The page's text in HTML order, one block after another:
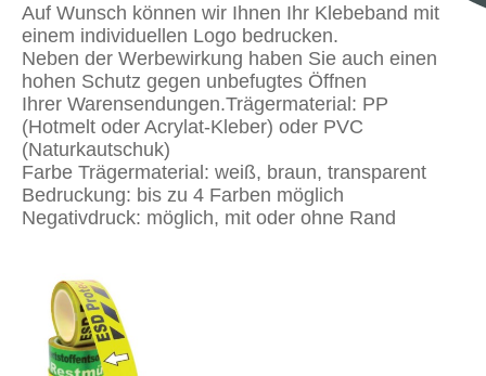
Auf Wunsch können wir Ihnen Ihr Klebeband mit
einem individuellen Logo bedrucken.
Neben der Werbewirkung haben Sie auch einen
hohen Schutz gegen unbefugtes Öffnen
Ihrer Warensendungen.Trägermaterial: PP
(Hotmelt oder Acrylat-Kleber) oder PVC
(Naturkautschuk)
Farbe Trägermaterial: weiß, braun, transparent
Bedruckung: bis zu 4 Farben möglich
Negativdruck: möglich, mit oder ohne Rand